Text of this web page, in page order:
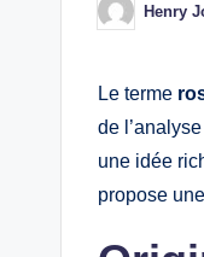
Posted
by
Henry
Le terme
de
une idée
propose